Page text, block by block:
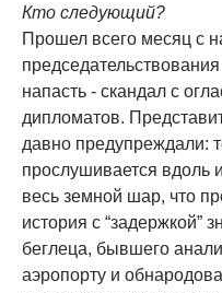
Кто следующий?
Прошел всего месяц с
напасть - скандал с
дипломатов.
давно предупреждали:
прослушивается вдоль
весь земной шар, что
история с “задержкой”
беглеца, бывшего
аэропорту и